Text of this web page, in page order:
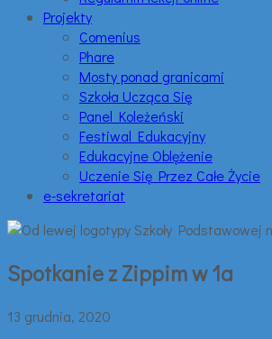
Projekty
Comenius
Phare
Mosty ponad granicami
Szkoła Ucząca Się
Panel Koleżeński
Festiwal Edukacyjny
Edukacyjne Oblężenie
Uczenie Się Przez Całe Życie
e-sekretariat
Spotkanie z Zippim w 1a
13 grudnia, 2020